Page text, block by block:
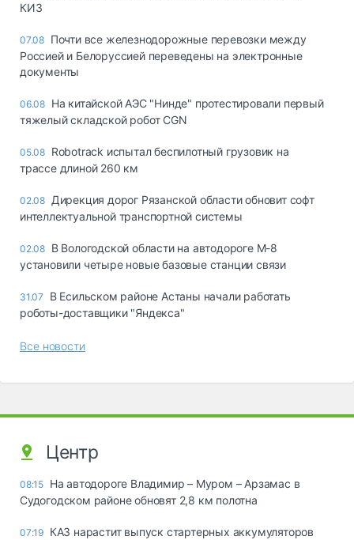
КИЗ
07.08 Почти все железнодорожные перевозки между
Россией и Белоруссией переведены на электронные
документы
06.08 На китайской АЭС "Нинде" протестировали первый
тяжелый складской робот CGN
05.08 Robotrack испытал беспилотный грузовик на
трассе длиной 260 км
02.08 Дирекция дорог Рязанской области обновит софт
интеллектуальной транспортной системы
02.08 В Вологодской области на автодороге М-8
установили четыре новые базовые станции связи
31.07
В Есильском районе Астаны начали работать
роботы-доставщики "Яндекса"
Все новости
Центр
08:15 На автодороге Владимир – Муром – Арзамас в
Судогодском районе обновят 2,8 км полотна
07:19 КАЗ нарастит выпуск стартерных аккумуляторов